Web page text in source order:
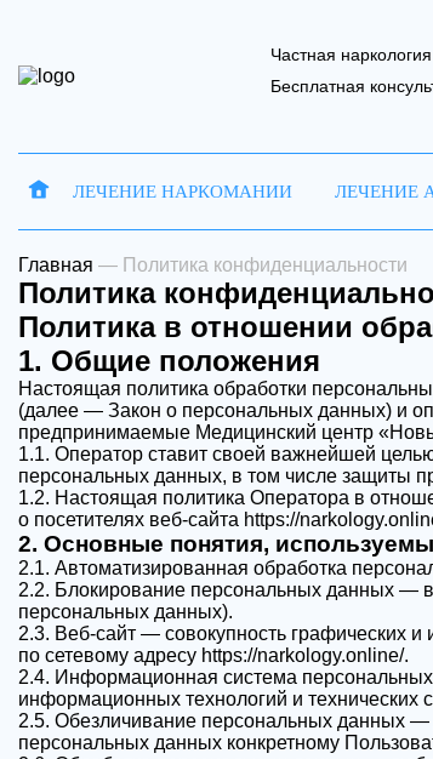
Частная наркология
Бесплатная
ЛЕЧЕНИЕ НАРКОМАНИИ ЛЕЧЕНИЕ
Главная — Политика конфиденциальности
Политика
Политика в отношении
1. Общие положения
Настоящая политика обработки
(далее — Закон о персональных данных) и
предпринимаемые Медицинский центр
1.1. Оператор ставит своей важнейшей
персональных данных, в том числе защиты
1.2. Настоящая политика Оператора в
о посетителях веб-сайта https://
2. Основные понятия,
2.1. Автоматизированная обработка
2.2. Блокирование персональных данных —
персональных данных).
2.3. Веб-сайт — совокупность графических
по сетевому адресу https://narkology.online/.
2.4. Информационная система
информационных технологий и технических
2.5. Обезличивание персональных данных —
персональных данных конкретному
Запись
Ваше имя
Запись на приём
Ваше имя
Прикрепить файл
Отправить резюме